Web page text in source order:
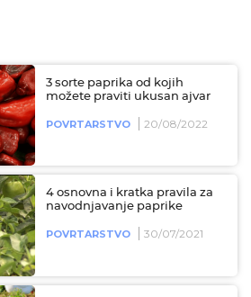
3 sorte paprika od kojih
možete praviti ukusan ajvar
POVRTARSTVO 20/08/2022
4 osnovna i kratka pravila za
navodnjavanje paprike
POVRTARSTVO 30/07/2021